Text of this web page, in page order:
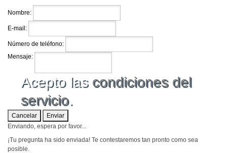
Nombre:
E-mail:
Número de teléfono:
Mensaje:
Acepto las condiciones del
servicio.
Cancelar
Enviar
Enviando, espera por favor...
¡Tu pregunta ha sido enviada! Te contestaremos tan pronto como sea
posible.